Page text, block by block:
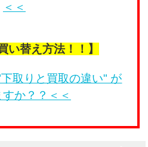
＜＜
い替え方法！！】
取りと買取の違い" が
か？？＜＜